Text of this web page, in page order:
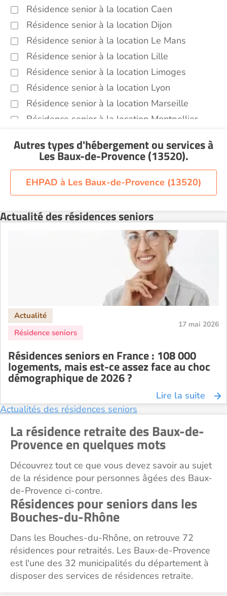
Résidence senior à la location Caen
Résidence senior à la location Dijon
Résidence senior à la location Le Mans
Résidence senior à la location Lille
Résidence senior à la location Limoges
Résidence senior à la location Lyon
Résidence senior à la location Marseille
Résidence senior à la location Montpellier
Résidence senior à la location Nantes
Résidence senior à la location Orléans
Résidence senior à la location Perpignan
Résidence senior à la location Reims
Résidence senior à la location Rennes
Résidence senior à la location Strasbourg
Résidence senior à la location Toulouse
Autres types d'hébergement ou servicesà
Les Baux-de-Provence (13520).
EHPAD à Les Baux-de-Provence (13520)
Actualité des résidences seniors
17 mai 2026
Résidences seniors en France : 108 000
logements, mais est-ce assez face au choc
démographique de 2026 ?
Lire la suite
Actualités des résidences seniors
La résidence retraite des Baux-de-
Provence en quelques mots
Découvrez tout ce que vous devez savoir au sujet
de la résidence pour personnes âgées des Baux-
de-Provence ci-contre.
Résidences pour seniors dans les
Bouches-du-Rhône
Dans les Bouches-du-Rhône, on retrouve 72
résidences pour retraités. Les Baux-de-Provence
est l'une des 32 municipalités du département à
disposer des services de résidences retraite.